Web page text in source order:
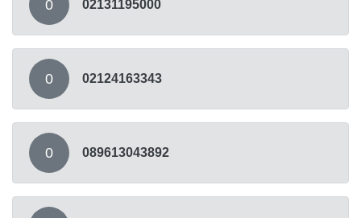
0 02131195000
0 02124163343
0 089613043892